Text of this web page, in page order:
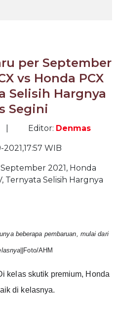
per September
vs Honda PCX
Selisih Hargnya
Segini
Editor: Denmas
WIB
beberapa pembaruan, mulai dari
||Foto/AHM
kelas skutik premium, Honda
di kelasnya.